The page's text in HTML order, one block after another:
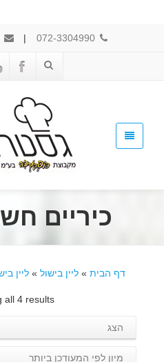
072-3304990
|
כיריים
דף הבית » ליין בישול » ליין
all 4 results
הצג
מיון לפי המעודכן ביותר